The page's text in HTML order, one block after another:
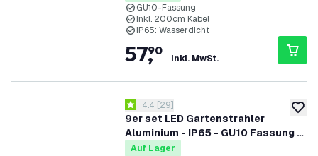
GU10-Fassung
Inkl. 200cm Kabel
IP65: Wasserdicht
57,
90
inkl. MwSt.
zur
9er set LED Gartenstrahler
Aluminium - IP65 - GU10 Fassung -
1M Kabel
Bewertungsbereich öffnen
4.4 Bewertungssterne
4.4 [29]
Auf Lager